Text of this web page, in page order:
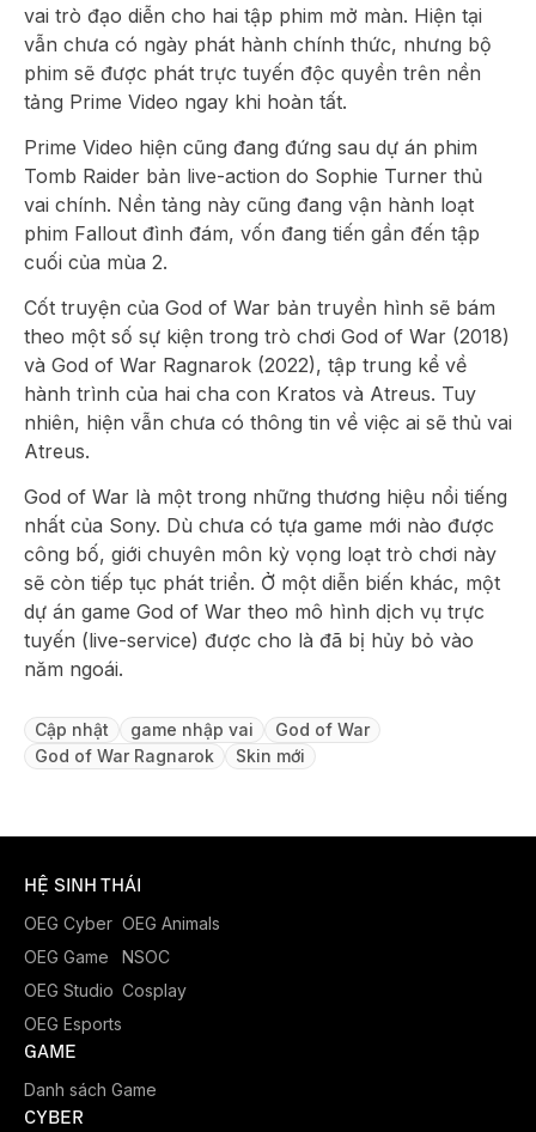
vai trò đạo diễn cho hai tập phim mở màn. Hiện tại
vẫn chưa có ngày phát hành chính thức, nhưng bộ
phim sẽ được phát trực tuyến độc quyền trên nền
tảng Prime Video ngay khi hoàn tất.
Prime Video hiện cũng đang đứng sau dự án phim
Tomb Raider bản live-action do Sophie Turner thủ
vai chính. Nền tảng này cũng đang vận hành loạt
phim Fallout đình đám, vốn đang tiến gần đến tập
cuối của mùa 2.
Cốt truyện của God of War bản truyền hình sẽ bám
theo một số sự kiện trong trò chơi God of War (2018)
và God of War Ragnarok (2022), tập trung kể về
hành trình của hai cha con Kratos và Atreus. Tuy
nhiên, hiện vẫn chưa có thông tin về việc ai sẽ thủ vai
Atreus.
God of War là một trong những thương hiệu nổi tiếng
nhất của Sony. Dù chưa có tựa game mới nào được
công bố, giới chuyên môn kỳ vọng loạt trò chơi này
sẽ còn tiếp tục phát triển. Ở một diễn biến khác, một
dự án game God of War theo mô hình dịch vụ trực
tuyến (live-service) được cho là đã bị hủy bỏ vào
năm ngoái.
Cập nhật game nhập vai
God of War
God of War Ragnarok
Skin mới
HỆ SINH THÁI
OEG Cyber
OEG Game
OEG Studio
OEG Esports
OEG Animals
NSOC
Cosplay
GAME
Danh sách Game
CYBER